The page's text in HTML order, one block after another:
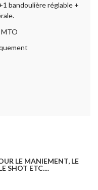
bandoulière réglable +
MTO
LE MANIEMENT, LE
SHOT ETC....